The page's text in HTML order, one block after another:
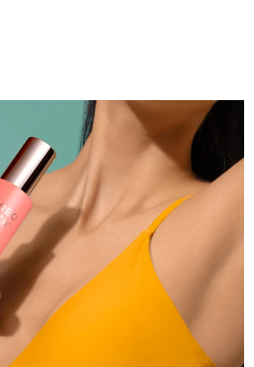
Entrega prevista29/1/2026
Entrega prevista 6/2/2026
Entrega prevista 31/1/2026
Entrega prevista
Entrega prevista 29/1/2026
29/1/2026
3/2/2026